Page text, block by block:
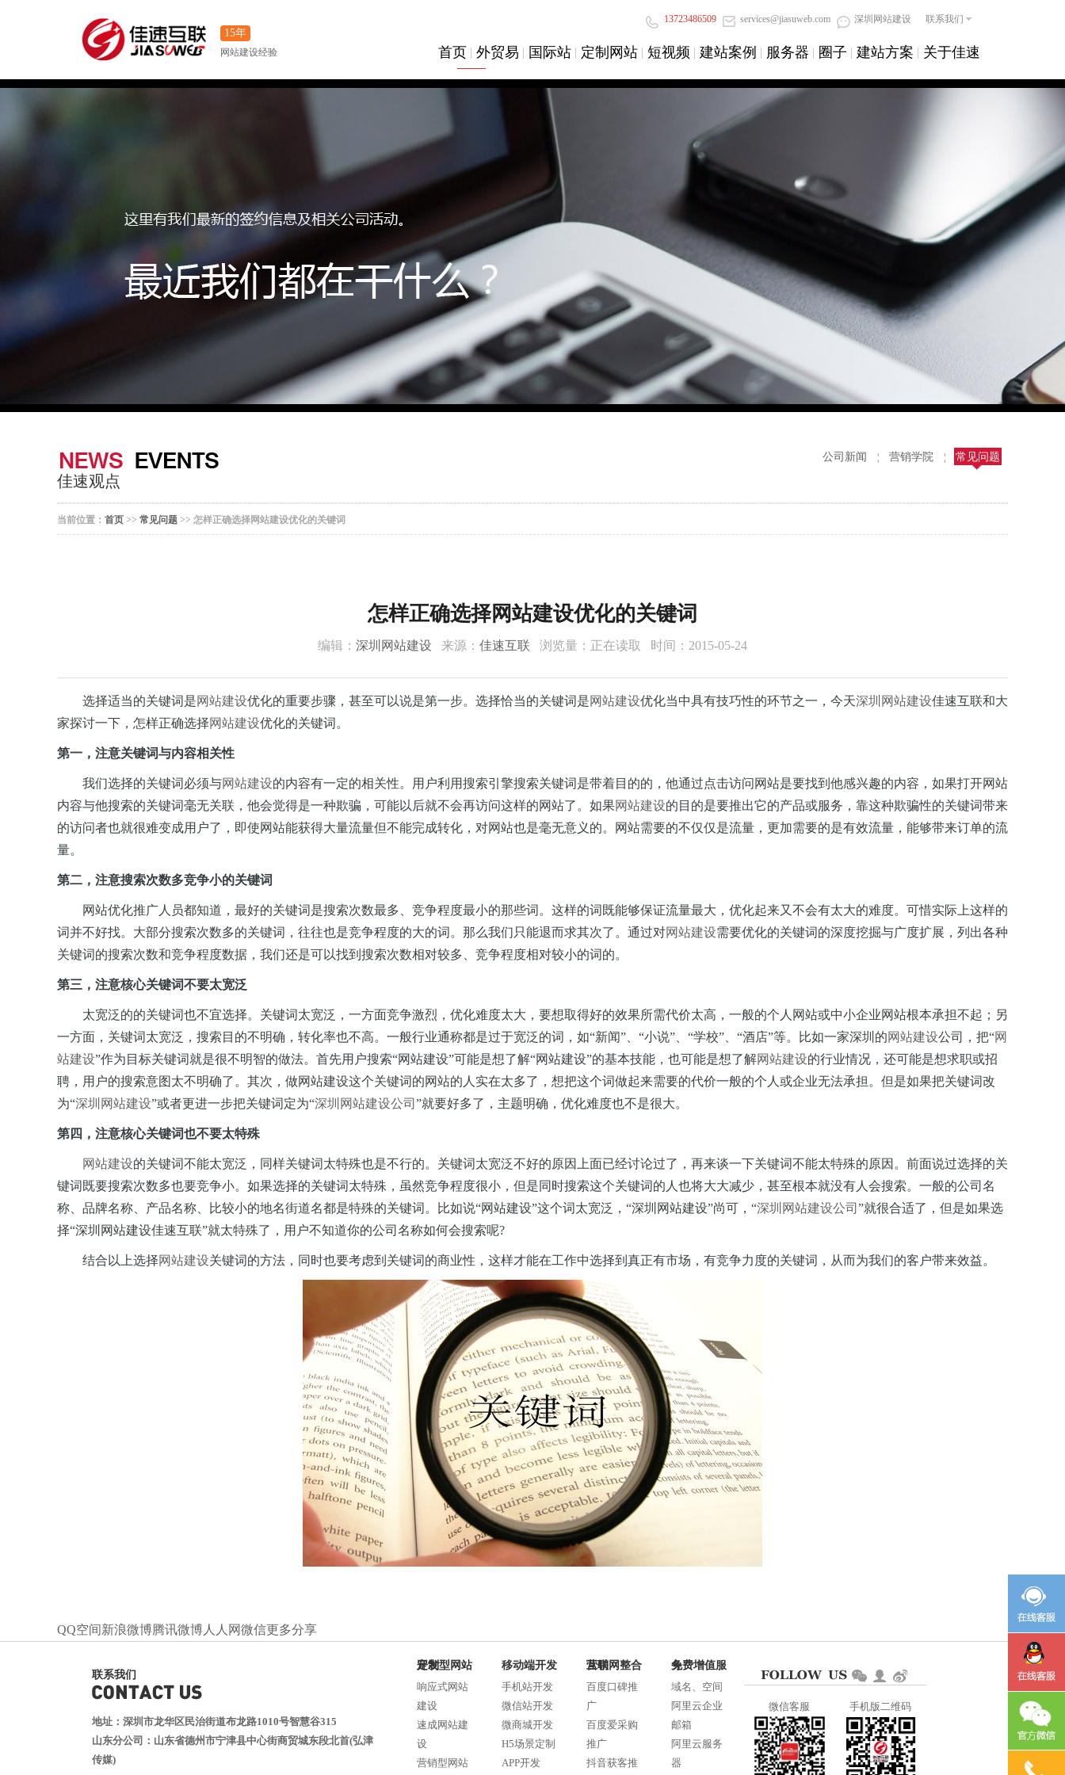
15年
网站建设经验
13723486509 services@jiasuweb.com 深圳网站建设 联系我们
首页 外贸易 国际站 定制网站 短视频 建站案例 服务器 圈子 建站方案 关于佳速
佳速观点
公司新闻 ¦ 营销学院 ¦ 常见问题
当前位置： 首页 >> 常见问题 >> 怎样正确选择网站建设优化的关键词
怎样正确选择网站建设优化的关键词
编辑： 深圳网站建设 来源： 佳速互联 浏览量： 正在读取 时间：2015-05-24
选择适当的关键词是网站建设优化的重要步骤，甚至可以说是第一步。选择恰当的关键词是网站建设优化当中具有技巧性的环节之一，今天深圳网站建设佳速互联和大
家探讨一下，怎样正确选择网站建设优化的关键词。
第一，注意关键词与内容相关性
我们选择的关键词必须与网站建设的内容有一定的相关性。用户利用搜索引擎搜索关键词是带着目的的，他通过点击访问网站是要找到他感兴趣的内容，如果打开网站
内容与他搜索的关键词毫无关联，他会觉得是一种欺骗，可能以后就不会再访问这样的网站了。如果网站建设的目的是要推出它的产品或服务，靠这种欺骗性的关键词带来
的访问者也就很难变成用户了，即使网站能获得大量流量但不能完成转化，对网站也是毫无意义的。网站需要的不仅仅是流量，更加需要的是有效流量，能够带来订单的流
量。
第二，注意搜索次数多竞争小的关键词
网站优化推广人员都知道，最好的关键词是搜索次数最多、竞争程度最小的那些词。这样的词既能够保证流量最大，优化起来又不会有太大的难度。可惜实际上这样的
词并不好找。大部分搜索次数多的关键词，往往也是竞争程度的大的词。那么我们只能退而求其次了。通过对网站建设需要优化的关键词的深度挖掘与广度扩展，列出各种
关键词的搜索次数和竞争程度数据，我们还是可以找到搜索次数相对较多、竞争程度相对较小的词的。
第三，注意核心关键词不要太宽泛
太宽泛的的关键词也不宜选择。关键词太宽泛，一方面竞争激烈，优化难度太大，要想取得好的效果所需代价太高，一般的个人网站或中小企业网站根本承担不起；另
一方面，关键词太宽泛，搜索目的不明确，转化率也不高。一般行业通称都是过于宽泛的词，如“新闻”、“小说”、“学校”、“酒店”等。比如一家深圳的网站建设公司，把“网
站建设”作为目标关键词就是很不明智的做法。首先用户搜索“网站建设”可能是想了解“网站建设”的基本技能，也可能是想了解网站建设的行业情况，还可能是想求职或招
聘，用户的搜索意图太不明确了。其次，做网站建设这个关键词的网站的人实在太多了，想把这个词做起来需要的代价一般的个人或企业无法承担。但是如果把关键词改
为“深圳网站建设”或者更进一步把关键词定为“深圳网站建设公司 ”就要好多了，主题明确，优化难度也不是很大。
第四，注意核心关键词也不要太特殊
网站建设的关键词不能太宽泛，同样关键词太特殊也是不行的。关键词太宽泛不好的原因上面已经讨论过了，再来谈一下关键词不能太特殊的原因。前面说过选择的关
键词既要搜索次数多也要竞争小。如果选择的关键词太特殊，虽然竞争程度很小，但是同时搜索这个关键词的人也将大大减少，甚至根本就没有人会搜索。一般的公司名
称、品牌名称、产品名称、比较小的地名街道名都是特殊的关键词。比如说“网站建设”这个词太宽泛，“深圳网站建设”尚可，“深圳网站建设公司 ”就很合适了，但是如果选
择“深圳网站建设佳速互联”就太特殊了，用户不知道你的公司 名称如何会搜索呢?
结合以上选择网站建设关键词的方法，同时也要考虑到关键词的商业性，这样才能在工作中选择到真正有市场，有竞争力度的关键词，从而为我们的客户带来效益。
QQ空间新浪微博腾讯微博 人人网微信更多分享
联系我们
地址：深圳市龙华区民治街道布龙路1010号智慧谷315
山东分公司：山东省德州市宁津县中心街商贸城东段北首(弘津
传媒)
定制型网站开发
响应式网站
建设
速成网站建
设
营销型网站
移动端开发
手机站开发
微信站开发
微商城开发
H5场景定制
APP开发
互联网整合营销
百度口碑推
广
百度爱采购
推广
抖音获客推
免费增值服务
域名、空间
阿里云企业
邮箱
阿里云服务
器
微信客服 手机版二维码